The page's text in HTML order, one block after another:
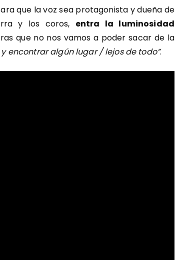
que la voz sea protagonista y dueña de
y los coros, entra la luminosidad
que no nos vamos a poder sacar de la
encontrar algún lugar / lejos de todo”.